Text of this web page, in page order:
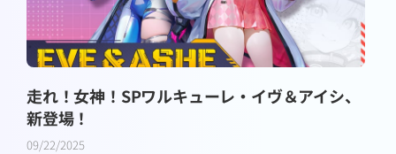
走れ！女神！SPワルキューレ・イヴ＆アイシ、
新登場！
09/22/2025